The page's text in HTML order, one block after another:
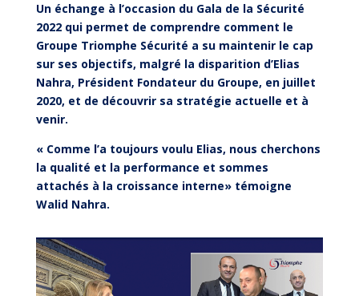
Un échange à l’occasion du Gala de la Sécurité
2022 qui permet de comprendre comment le
Groupe Triomphe Sécurité a su maintenir le cap
sur ses objectifs, malgré la disparition d’Elias
Nahra, Président Fondateur du Groupe, en juillet
2020, et de découvrir sa stratégie actuelle et à
venir.
« Comme l’a toujours voulu Elias, nous cherchons
la qualité et la performance et sommes
attachés à la croissance interne» témoigne
Walid Nahra.